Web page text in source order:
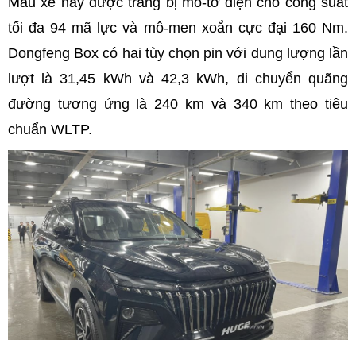
tối đa 94 mã lực và mô-men xoắn cực đại 160 Nm.
Dongfeng Box có hai tùy chọn pin với dung lượng lần
lượt là 31,45 kWh và 42,3 kWh, di chuyển quãng
đường tương ứng là 240 km và 340 km theo tiêu
chuẩn WLTP.